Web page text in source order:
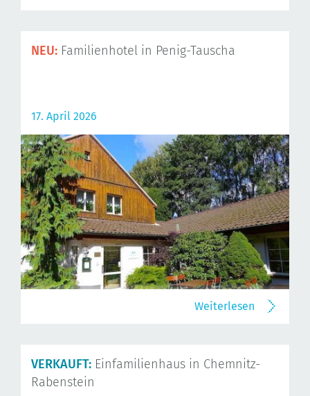
NEU: Familienhotel in Penig-Tauscha
17. April 2026
Weiterlesen
VERKAUFT: Einfamilienhaus in Chemnitz-
Rabenstein